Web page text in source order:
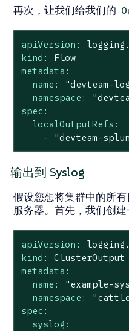
再次，让我们给我们的
apiVersion:
kind:
Flow
metadata:
name:
"devteam-
namespace:
spec:
localOutputRefs:
-
"devteam-
输出到 Syslog
假设您想将集群中的所
服务器。首先，我们创建
apiVersion:
kind:
ClusterOutput
metadata:
name:
"example-
namespace:
spec:
syslog: